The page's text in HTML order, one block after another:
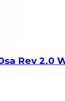
Rev 2.0